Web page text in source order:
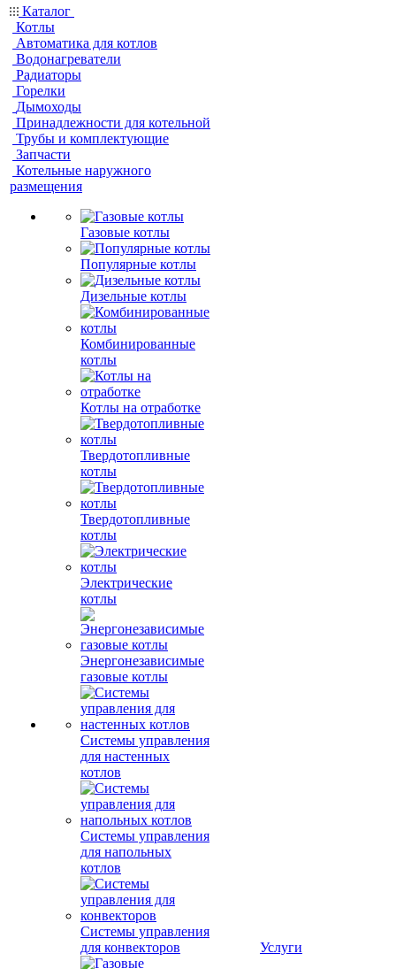
Каталог
Котлы
Автоматика для котлов
Водонагреватели
Радиаторы
Горелки
Дымоходы
Принадлежности для котельной
Трубы и комплектующие
Запчасти
Котельные наружного
размещения
Газовые котлы
Популярные котлы
Дизельные котлы
Комбинированные
котлы
Котлы на отработке
Твердотопливные
котлы
Твердотопливные
котлы
Электрические
котлы
Энергонезависимые
газовые котлы
Системы управления
для настенных
котлов
Системы управления
для напольных
котлов
Системы управления
для конвекторов
Услуги